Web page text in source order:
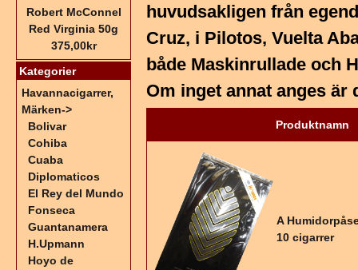
huvudsakligen från
Cruz, i Pilotos, Vuelta
både Maskinrullade och
Om inget annat anges är
Produktnamn
A
10 cigarrer
Robert McConnel
Red Virginia 50g
375,00kr
Kategorier
Havannacigarrer,
Märken->
Bolivar
Cohiba
Cuaba
Diplomaticos
El Rey del Mundo
Fonseca
Guantanamera
H.Upmann
Hoyo de